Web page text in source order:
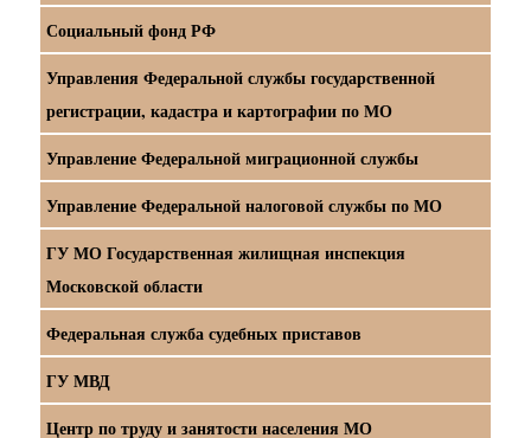
Социальный фонд РФ
Управления Федеральной службы государственной
регистрации, кадастра и картографии по МО
Управление Федеральной миграционной службы
Управление Федеральной налоговой службы по МО
ГУ МО Государственная жилищная инспекция
Московской области
Федеральная служба судебных приставов
ГУ МВД
Центр по труду и занятости населения МО